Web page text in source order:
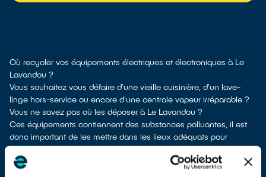
Où recycler vos équipements électriques et électroniques à Le
Lavandou ?
Vous souhaitez vous défaire d’une vieille cuisinière, d’un lave-
linge hors-service ou encore d'une centrale vapeur irréparable ?
Vous ne savez pas où les déposer à Le Lavandou ?
Ces équipements contiennent des substances polluantes, il est
donc important de les mettre dans les lieux adéquats pour
pouvoir les dépolluer et les recycler.
À Le Lavandou, vous bénéficiez de différents points de recyclage